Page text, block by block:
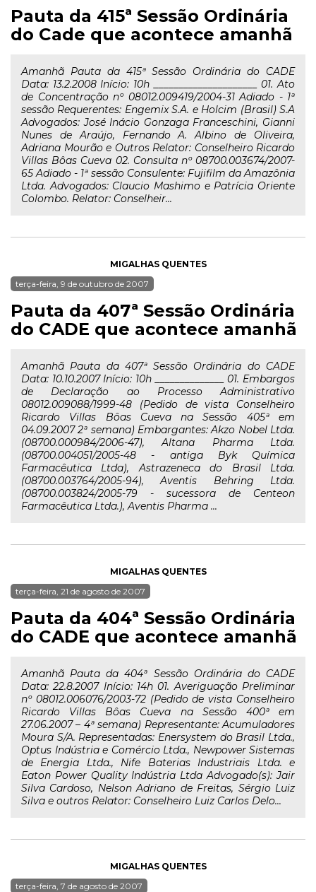
Pauta da 415ª Sessão Ordinária
do Cade que acontece amanhã
Amanhã Pauta da 415ª Sessão Ordinária do CADE
Data: 13.2.2008 Início: 10h _____________________ 01. Ato
de Concentração nº 08012.009419/2004-31 Adiado - 1ª
sessão Requerentes: Engemix S.A. e Holcim (Brasil) S.A
Advogados: José Inácio Gonzaga Franceschini, Gianni
Nunes de Araújo, Fernando A. Albino de Oliveira,
Adriana Mourão e Outros Relator: Conselheiro Ricardo
Villas Bôas Cueva 02. Consulta nº 08700.003674/2007-
65 Adiado - 1ª sessão Consulente: Fujifilm da Amazônia
Ltda. Advogados: Claucio Mashimo e Patrícia Oriente
Colombo. Relator: Conselheir...
MIGALHAS QUENTES
terça-feira, 9 de outubro de 2007
Pauta da 407ª Sessão Ordinária
do CADE que acontece amanhã
Amanhã Pauta da 407ª Sessão Ordinária do CADE
Data: 10.10.2007 Início: 10h ______________ 01. Embargos
de Declaração ao Processo Administrativo
08012.009088/1999-48 (Pedido de vista Conselheiro
Ricardo Villas Bôas Cueva na Sessão 405ª em
04.09.2007 2ª semana) Embargantes: Akzo Nobel Ltda.
(08700.000984/2006-47), Altana Pharma Ltda.
(08700.004051/2005-48 - antiga Byk Química
Farmacêutica Ltda), Astrazeneca do Brasil Ltda.
(08700.003764/2005-94), Aventis Behring Ltda.
(08700.003824/2005-79 - sucessora de Centeon
Farmacêutica Ltda.), Aventis Pharma ...
MIGALHAS QUENTES
terça-feira, 21 de agosto de 2007
Pauta da 404ª Sessão Ordinária
do CADE que acontece amanhã
Amanhã Pauta da 404ª Sessão Ordinária do CADE
Data: 22.8.2007 Início: 14h 01. Averiguação Preliminar
nº 08012.006076/2003-72 (Pedido de vista Conselheiro
Ricardo Villas Bôas Cueva na Sessão 400ª em
27.06.2007 – 4ª semana) Representante: Acumuladores
Moura S/A. Representadas: Enersystem do Brasil Ltda.,
Optus Indústria e Comércio Ltda., Newpower Sistemas
de Energia Ltda., Nife Baterias Industriais Ltda. e
Eaton Power Quality Indústria Ltda Advogado(s): Jair
Silva Cardoso, Nelson Adriano de Freitas, Sérgio Luiz
Silva e outros Relator: Conselheiro Luiz Carlos Delo...
MIGALHAS QUENTES
terça-feira, 7 de agosto de 2007